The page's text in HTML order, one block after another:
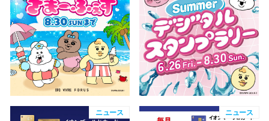
ニュース ニュース
企業情報
お問い合わせ
プライバシ